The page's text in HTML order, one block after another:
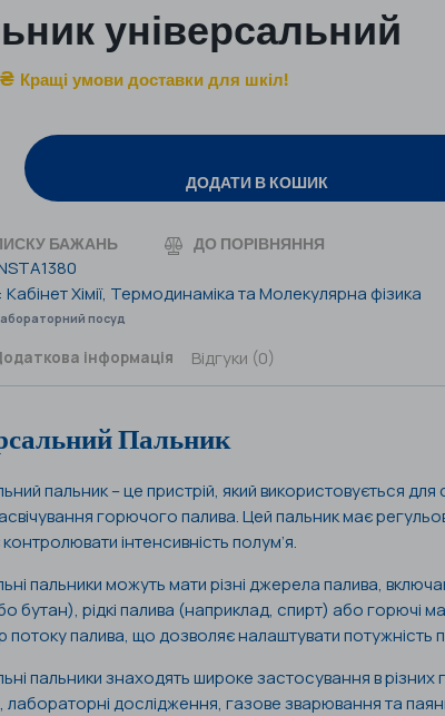
універсальний
₴ Кращі умови доставки для шкіл!
ДОДАТИ В КОШИК
БАЖАНЬ ДО ПОРІВНЯННЯ
Кабінет Хімії, Термодинаміка та Молекулярна фізика
посуд
інформація Відгуки (0)
Пальник
пальник – це пристрій, який використовується
горючого палива. Цей пальник має
інтенсивність полум’я.
пальники можуть мати різні джерела палива,
бутан), рідкі палива (наприклад, спирт) або горючі
потоку палива, що дозволяє налаштувати потужність
пальники знаходять широке застосування в
лабораторні дослідження, газове зварювання та